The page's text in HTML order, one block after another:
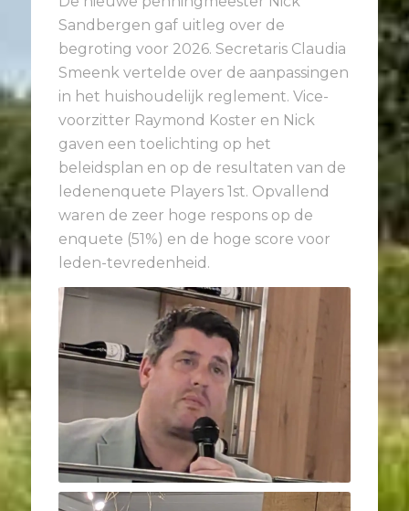
Sandbergen gaf uitleg over de
begroting voor 2026. Secretaris Claudia
Smeenk vertelde over de aanpassingen
in het huishoudelijk reglement. Vice-
voorzitter Raymond Koster en Nick
gaven een toelichting op het
beleidsplan en op de resultaten van de
ledenenquete Players 1st. Opvallend
waren de zeer hoge respons op de
enquete (51%) en de hoge score voor
leden-tevredenheid.